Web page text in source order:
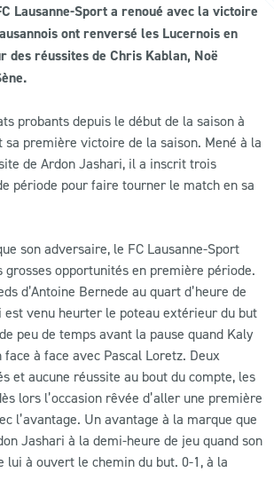
Lausanne-Sport a renoué avec la victoire
ont renversé les Lucernois en
des réussites de Chris Kablan, Noë
probants depuis le début de la saison à
sa première victoire de la saison. Mené à la
de Ardon Jashari, il a inscrit trois
période pour faire tourner le match en sa
son adversaire, le FC Lausanne-Sport
grosses opportunités en première période.
d’Antoine Bernede au quart d’heure de
est venu heurter le poteau extérieur du but
peu de temps avant la pause quand Kaly
face à face avec Pascal Loretz. Deux
et aucune réussite au bout du compte, les
lors l’occasion rêvée d’aller une première
l’avantage. Un avantage à la marque que
Jashari à la demi-heure de jeu quand son
lui à ouvert le chemin du but. 0-1, à la